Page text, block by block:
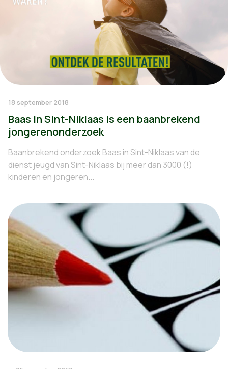
18 september 2018
Baas in Sint-Niklaas is een baanbrekend
jongerenonderzoek
Baanbrekend onderzoek Baas in Sint-Niklaas van de
dienst jeugd van Sint-Niklaas bij meer dan 3000 (!)
kinderen en jongeren...